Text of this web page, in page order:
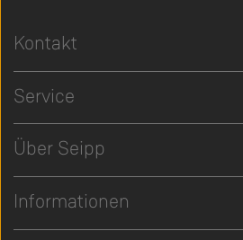
Kontakt
Service
Über Seipp
Informationen